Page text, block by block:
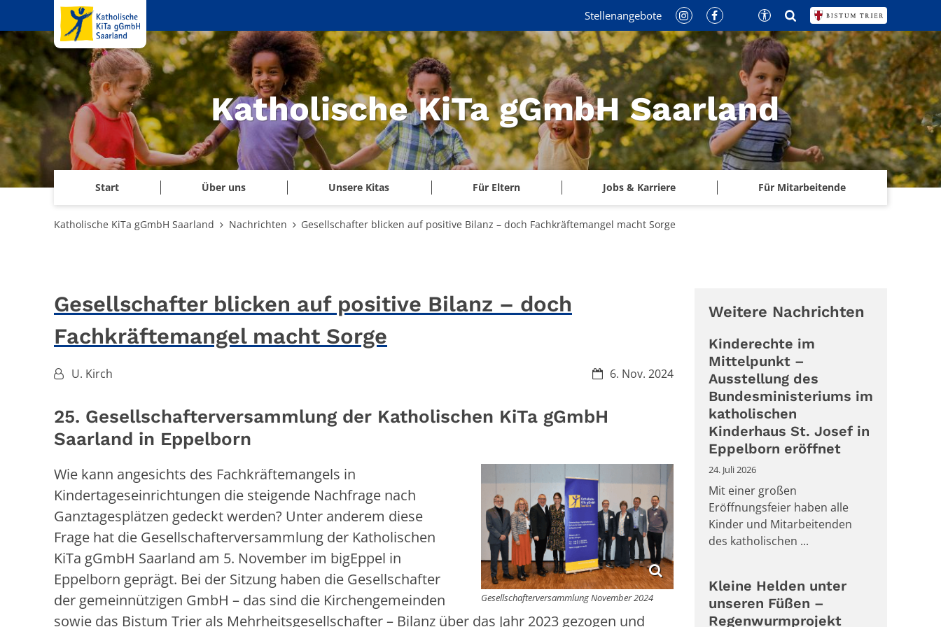
Zum Inhalt springen
Katholische KiTa gGmbH Saarland
Start Über uns Unsere Kitas Für Eltern Jobs & Karriere Für Mitarbeitende
Stellenangebote
Katholische KiTa gGmbH Saarland Nachrichten Gesellschafter blicken auf positive Bilanz – doch Fachkräftemangel macht Sorge
Gesellschafter blicken auf positive Bilanz – doch
Fachkräftemangel macht Sorge
Datum:6. Nov. 2024
Von:U. Kirch
25. Gesellschafterversammlung der Katholischen KiTa gGmbH
Saarland in Eppelborn
Gesellschafterversammlung November 2024
Wie kann angesichts des Fachkräftemangels in
Kindertageseinrichtungen die steigende Nachfrage nach
Ganztagesplätzen gedeckt werden? Unter anderem diese
Frage hat die Gesellschafterversammlung der Katholischen
KiTa gGmbH Saarland am 5. November im bigEppel in
Eppelborn geprägt. Bei der Sitzung haben die Gesellschafter
der gemeinnützigen GmbH – das sind die Kirchengemeinden
sowie das Bistum Trier als Mehrheitsgesellschafter – Bilanz über das Jahr 2023 gezogen und
Weitere Nachrichten
Kinderechte im
Mittelpunkt –
Ausstellung des
Bundesministeriums im
katholischen
Kinderhaus St. Josef in
Eppelborn eröffnet
24. Juli 2026
Mit einer großen
Eröffnungsfeier haben alle
Kinder und Mitarbeitenden
des katholischen ...
Kleine Helden unter
unseren Füßen –
Regenwurmprojekt